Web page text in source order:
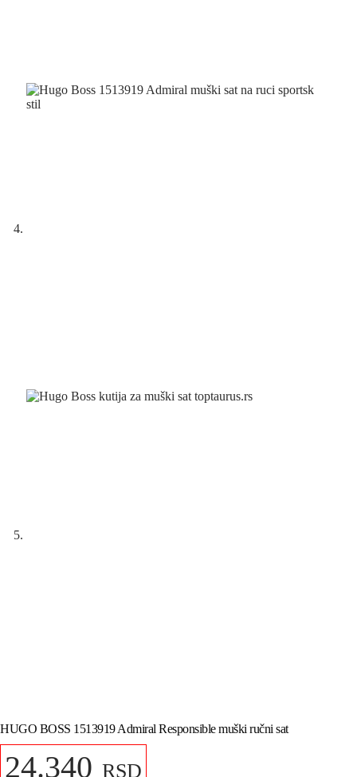
HUGO BOSS 1513919 Admiral Responsible muški ručni sat
24.340 RSD